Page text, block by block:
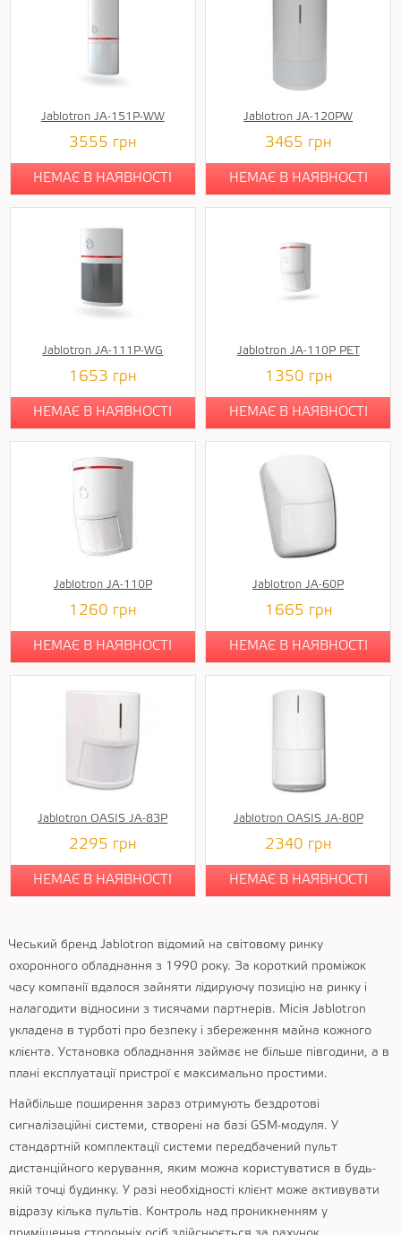
Чеський бренд Jablotron відомий на світовому ринку
охоронного обладнання з 1990 року. За короткий проміжок
часу компанії вдалося зайняти лідируючу позицію на ринку і
налагодити відносини з тисячами партнерів. Місія Jablotron
укладена в турботі про безпеку і збереження майна кожного
клієнта. Установка обладнання займає не більше півгодини, а в
плані експлуатації пристрої є максимально простими.
Найбільше поширення зараз отримують бездротові
сигналізаційні системи, створені на базі GSM-модуля. У
стандартній комплектації системи передбачений пульт
дистанційного керування, яким можна користуватися в будь-
якій точці будинку. У разі необхідності клієнт може активувати
відразу кілька пультів. Контроль над проникненням у
Jablotron JA-151P-WW
3555 грн
НЕМАЄ В НАЯВНОСТІ
Jablotron JA-120PW
3465 грн
НЕМАЄ В НАЯВНОСТІ
Jablotron JA-111P-WG
1653 грн
НЕМАЄ В НАЯВНОСТІ
Jablotron JA-110P PET
1350 грн
НЕМАЄ В НАЯВНОСТІ
Jablotron JA-110P
1260 грн
НЕМАЄ В НАЯВНОСТІ
Jablotron JA-60P
1665 грн
НЕМАЄ В НАЯВНОСТІ
Jablotron OASIS JA-83P
2295 грн
НЕМАЄ В НАЯВНОСТІ
Jablotron OASIS JA-80P
2340 грн
НЕМАЄ В НАЯВНОСТІ